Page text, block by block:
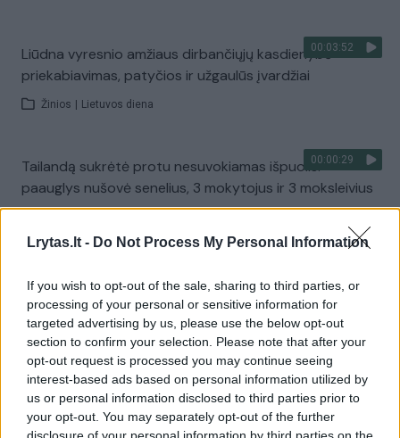
Lrytas.lt - Do Not Process My Personal Information
If you wish to opt-out of the sale, sharing to third parties, or
processing of your personal or sensitive information for
targeted advertising by us, please use the below opt-out
section to confirm your selection. Please note that after your
opt-out request is processed you may continue seeing
interest-based ads based on personal information utilized by
us or personal information disclosed to third parties prior to
your opt-out. You may separately opt-out of the further
00:03:52
Liūdna vyresnio amžiaus dirbančiųjų kasdienybė –
priekabiavimas, patyčios ir užgaulūs įvardžiai
Žinios Lietuvos diena
00:00:29
Tailandą sukrėtė protu nesuvokiamas išpuolis:
paauglys nušovė senelius, 3 mokytojus ir 3 moksleivius
Aukštaitijos pučiamųjų orkestras Nyderlanduose
apgynė čempionų vardą
Žinios Lietuvos diena
Visi įrašai